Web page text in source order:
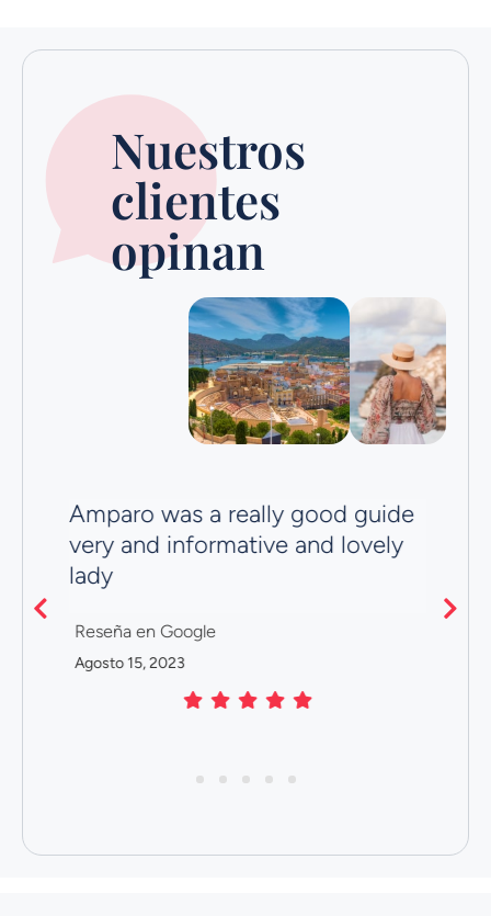
Nuestros
clientes
opinan
Amparo was a really good guide
very and informative and lovely
lady
Reseña en Google
Agosto 15, 2023